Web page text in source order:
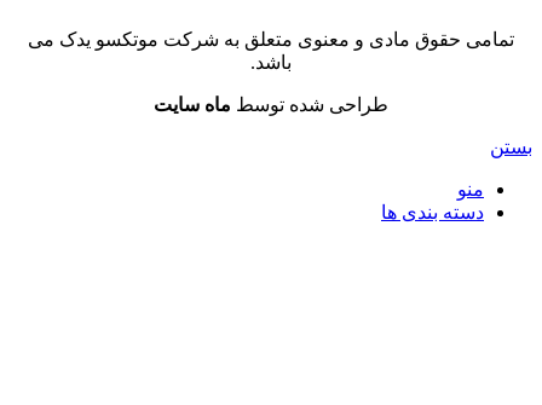
تمامی حقوق مادی و معنوی متعلق به شرکت موتکسو یدک می
باشد.
طراحی شده توسط ماه سایت
بستن
منو
دسته بندی ها